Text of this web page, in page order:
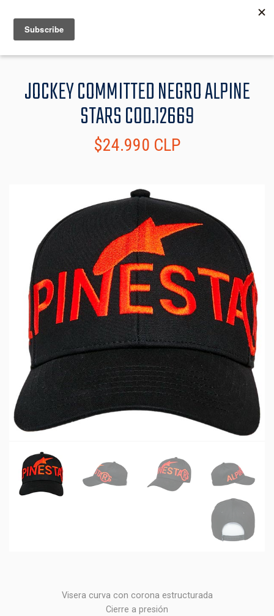
MENU
JOCKEY COMMITTED NEGRO ALPINE
STARS COD.12669
$24.990 CLP
Visera curva con corona estructurada
Cierre a presión